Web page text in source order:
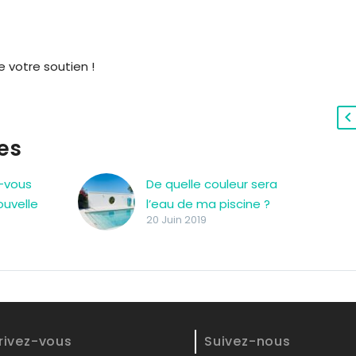
votre soutien !
vous
saut
De quelle couleur sera
l’eau de ma piscine ?
20 Juin 2019
vous Suivez-nous